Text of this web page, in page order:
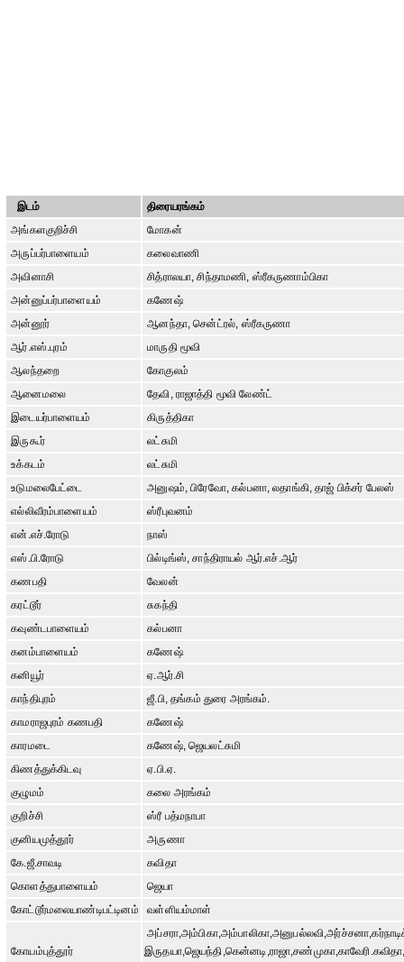
இடம்
திரையரங்கம்
அங்களகுறிச்சி
மோகன்
அருப்பர்பாளையம்
கலைவாணி
அவினாசி
சித்ராலயா, சிந்தாமணி, ஸ்ரீகருணாம்பிகா
அன்னுப்பர்பாளையம்
கணேஷ்
அன்னூர்
ஆனந்தா, சென்ட்ரல், ஸ்ரீகருணா
ஆர்.எஸ்.புரம்
மாருதி மூவி
ஆலந்தறை
கோகுலம்
ஆனைமலை
தேவி, ராஜாத்தி மூவி லேண்ட்
இடையர்பாளையம்
கிருத்திகா
இருகூர்
லட்சுமி
உக்கடம்
லட்சுமி
உடுமலைபேட்டை
அனுஷம், பிரேவோ, கல்பனா, லதாங்கி, தாஜ் பிக்சர் பேலஸ்
எல்லிவீரம்பாளையம்
ஸ்ரீபுவனம்
என்.எச்.ரோடு
நாஸ்
எஸ்.பி.ரோடு
பில்டிங்ஸ், சாந்திராயல் ஆர்.எச்.ஆர்
கணபதி
வேலன்
கரட்டூர்
சுகந்தி
கவுண்டபாளையம்
கல்பனா
கனம்பாளையம்
கணேஷ்
கனியூர்
ஏ.ஆர்.சி
காந்திபுரம்
ஜீ.பி, தங்கம் துரை அரங்கம்.
காமராஜபுரம் கணபதி
கணேஷ்
காரமடை
கணேஷ், ஜெயலட்சுமி
கிணத்துக்கிடவு
ஏ.பி.ஏ.
குழுமம்
கலை அரங்கம்
குறிச்சி
ஸ்ரீ பத்மநாபா
குனியமுத்தூர்
அருணா
கே.ஜீ.சாவடி
கவிதா
கொளத்துபாளையம்
ஜெயா
கோட்டூர்மலையாண்டிபட்டினம்
வள்ளியம்மாள்
கோயம்புத்தூர்